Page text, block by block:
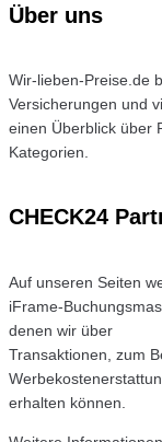
Über uns
Wir-lieben-Preise.de
Versicherungen und
einen Überblick über
Kategorien.
CHECK24
Auf unseren Seiten
iFrame-
denen wir über
Transaktionen, zum
erhalten können.